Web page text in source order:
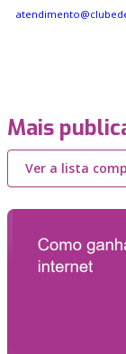
Mais
Ver a lista